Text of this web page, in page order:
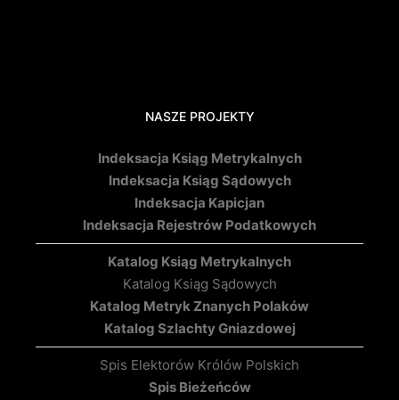
NASZE PROJEKTY
Indeksacja Ksiąg Metrykalnych
Indeksacja Ksiąg Sądowych
Indeksacja Kapicjan
Indeksacja Rejestrów Podatkowych
Katalog Ksiąg Metrykalnych
Katalog Ksiąg Sądowych
Katalog Metryk Znanych Polaków
Katalog Szlachty Gniazdowej
Spis Elektorów Królów Polskich
Spis Bieżeńców